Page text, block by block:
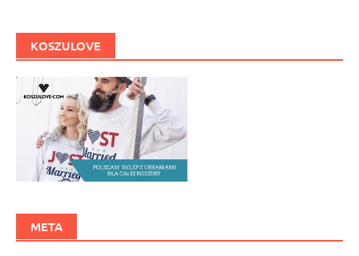
KOSZULOVE
META